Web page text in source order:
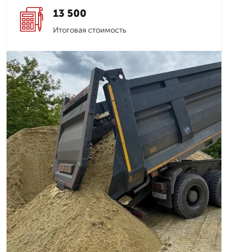
13 500
Итоговая стоимость